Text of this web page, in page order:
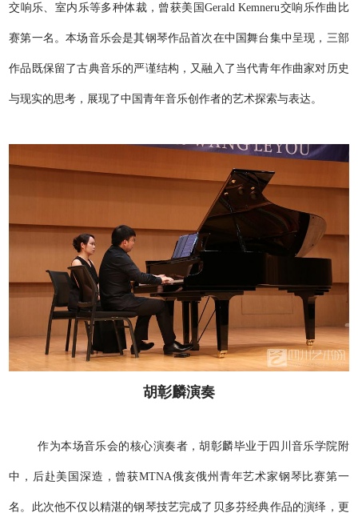
交响乐、室内乐等多种体裁，曾获美国Gerald Kemneru交响乐作曲比
赛第一名。本场音乐会是其钢琴作品首次在中国舞台集中呈现，三部
作品既保留了古典音乐的严谨结构，又融入了当代青年作曲家对历史
与现实的思考，展现了中国青年音乐创作者的艺术探索与表达。
胡彰麟演奏
作为本场音乐会的核心演奏者，胡彰麟毕业于四川音乐学院附
中，后赴美国深造，曾获MTNA俄亥俄州青年艺术家钢琴比赛第一
名。此次他不仅以精湛的钢琴技艺完成了贝多芬经典作品的演绎，更